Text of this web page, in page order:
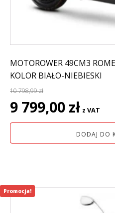
MOTOROWER 49CM3
KOLOR BIAŁO-NIEBIESKI
10 798,99zł
Pierwotna
cena
wynosiła:
9 799,00 zł cena
wynosi:
9
z VAT
DODAJ DO
Promocja!